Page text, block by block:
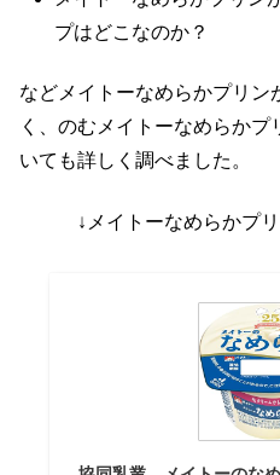
プはどこなのか？
などメイトーなめらかプリン
く、のむメイトーなめらか
いても詳しく調べました。
↓メイトーなめらかプ